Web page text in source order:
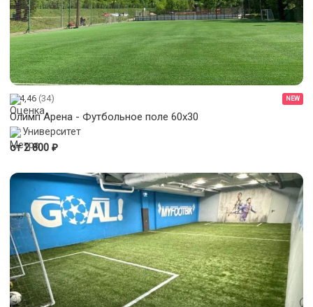
4,46 (34) NEW
Олимп Арена - Футбольное поле 60x30
Университет
от 2 800 ₽